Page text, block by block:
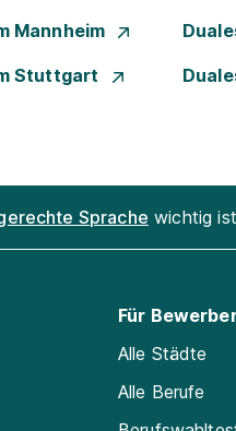
Mannheim
Stuttgart
Sprache wichtig
Für
Alle Städte
Alle Berufe